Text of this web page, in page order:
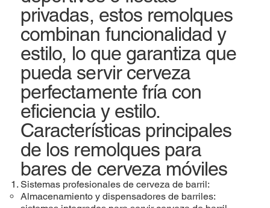
privadas, estos remolques
combinan funcionalidad y
estilo, lo que garantiza que
pueda servir cerveza
perfectamente fría con
eficiencia y estilo.
Características principales
de los remolques para
bares de cerveza móviles
Sistemas profesionales de cerveza de barril:
Almacenamiento y dispensadores de barriles: